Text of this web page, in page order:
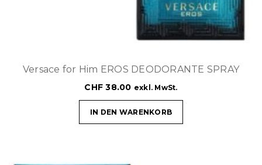
Versace for Him EROS DEODORANTE SPRAY
CHF 38.00 exkl. MwSt.
IN DEN WARENKORB